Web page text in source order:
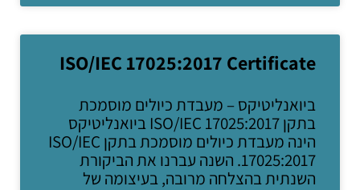
ISO/IEC 17025:2017 Certificate
ביואנליטיקס – מעבדת כיולים מוסמכת
בתקן ISO/IEC 17025:2017 ביואנליטיקס
הינה מעבדת כיולים מוסמכת בתקן ISO/IEC
17025:2017. השנה עברנו את הביקורת
השנתית בהצלחה מרובה, בעיצומה של